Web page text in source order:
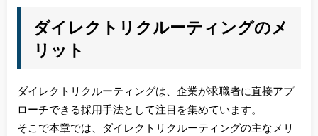
ダイレクトリクルーティングのメ
リット
ダイレクトリクルーティングは、企業が求職者に直接アプ
ローチできる採用手法として注目を集めています。
そこで本章では、ダイレクトリクルーティングの主なメリ